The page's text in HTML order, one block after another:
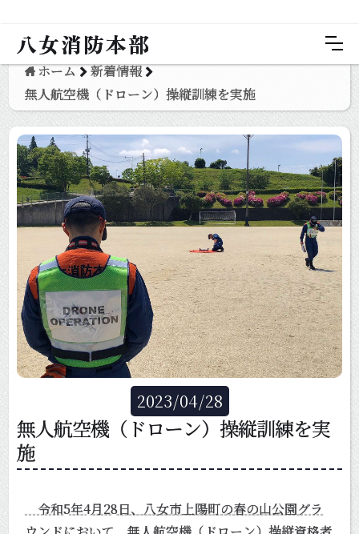
八女消防本部
ホーム
新着情報
無人航空機（ドローン）操縦訓練を実施
2023/04/28
無人航空機（ドローン）操縦訓練を実
施
令和5年4月28日、八女市上陽町の春の山公園グラ